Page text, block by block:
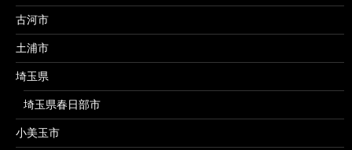
古河市
土浦市
埼玉県
埼玉県春日部市
小美玉市